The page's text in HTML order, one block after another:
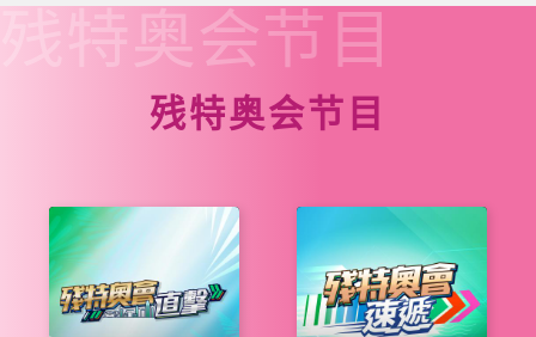
残特奥会节目
残特奥会节目